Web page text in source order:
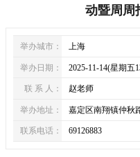
动暨周周
举办城市： 上海
举办日期： 2025-11-14(星期五
联 系 人： 赵老师
举办地址： 嘉定区南翔镇仲秋
联系电话： 69126883